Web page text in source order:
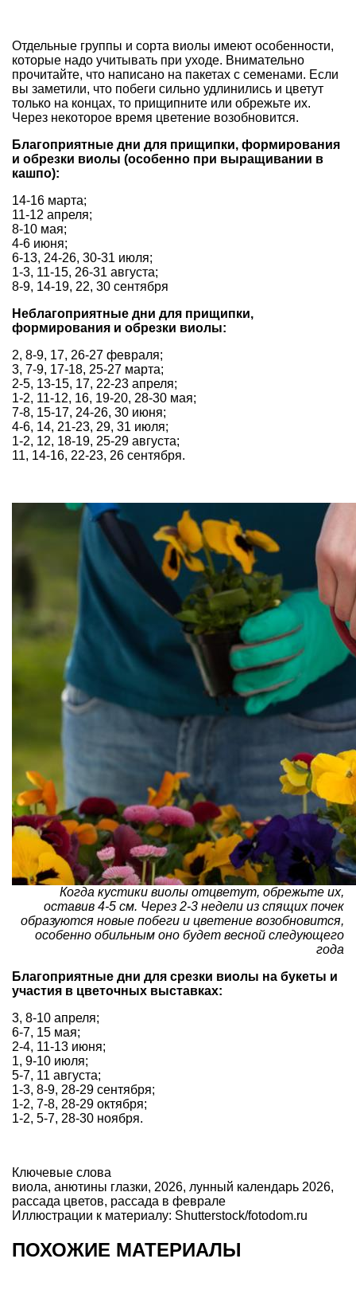
Отдельные группы и сорта виолы имеют особенности,
которые надо учитывать при уходе. Внимательно
прочитайте, что написано на пакетах с семенами. Если
вы заметили, что побеги сильно удлинились и цветут
только на концах, то прищипните или обрежьте их.
Через некоторое время цветение возобновится.
Благоприятные дни для прищипки, формирования
и обрезки виолы (особенно при выращивании в
кашпо):
14-16 марта;
11-12 апреля;
8-10 мая;
4-6 июня;
6-13, 24-26, 30-31 июля;
1-3, 11-15, 26-31 августа;
8-9, 14-19, 22, 30 сентября
Неблагоприятные дни для прищипки,
формирования и обрезки виолы:
2, 8-9, 17, 26-27 февраля;
3, 7-9, 17-18, 25-27 марта;
2-5, 13-15, 17, 22-23 апреля;
1-2, 11-12, 16, 19-20, 28-30 мая;
7-8, 15-17, 24-26, 30 июня;
4-6, 14, 21-23, 29, 31 июля;
1-2, 12, 18-19, 25-29 августа;
11, 14-16, 22-23, 26 сентября.
Когда кустики виолы отцветут, обрежьте их,
оставив 4-5 см. Через 2-3 недели из спящих почек
образуются новые побеги и цветение возобновится,
особенно обильным оно будет весной следующего
года
Благоприятные дни для срезки виолы на букеты и
участия в цветочных выставках:
3, 8-10 апреля;
6-7, 15 мая;
2-4, 11-13 июня;
1, 9-10 июля;
5-7, 11 августа;
1-3, 8-9, 28-29 сентября;
1-2, 7-8, 28-29 октября;
1-2, 5-7, 28-30 ноября.
Ключевые слова
виола, анютины глазки, 2026, лунный календарь 2026,
рассада цветов, рассада в феврале
Иллюстрации к материалу: Shutterstock/fotodom.ru
ПОХОЖИЕ МАТЕРИАЛЫ